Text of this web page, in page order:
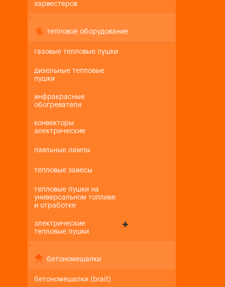
харвестеров
+-
тепловое оборудование
газовые тепловые пушки
дизельные тепловые
пушки
инфракрасные
обогреватели
конвекторы
электрические
паяльные лампы
тепловые завесы
тепловые пушки на
универсальном топливе
и отработке
электрические
тепловые пушки
+-
бетономешалки
бетономешалки (brait)